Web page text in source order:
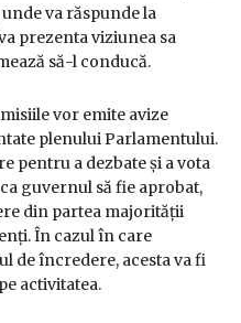
va răspunde la
prezenta viziunea sa
să-l conducă.
vor emite avize
plenului Parlamentului.
pentru a dezbate și a vota
guvernul să fie aprobat,
din partea majorității
În cazul în care
de încredere, acesta va fi
activitatea.